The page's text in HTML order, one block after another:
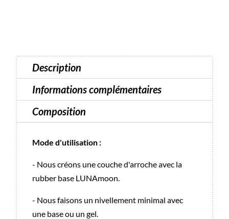
Luna
-
5
ml
Description
Informations complémentaires
Composition
Mode d'utilisation :
- Nous créons une couche d'arroche avec la
rubber base LUNAmoon.
- Nous faisons un nivellement minimal avec
une base ou un gel.